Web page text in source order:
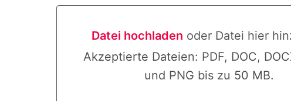
Datei hochladen oder Datei hier
Datei hochladen oder Datei hier
Akzeptierte Dateien: PDF, DOC,
und PNG bis zu 50 MB.